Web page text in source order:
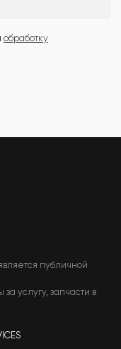
обработку
публичной
услугу, запчасти в